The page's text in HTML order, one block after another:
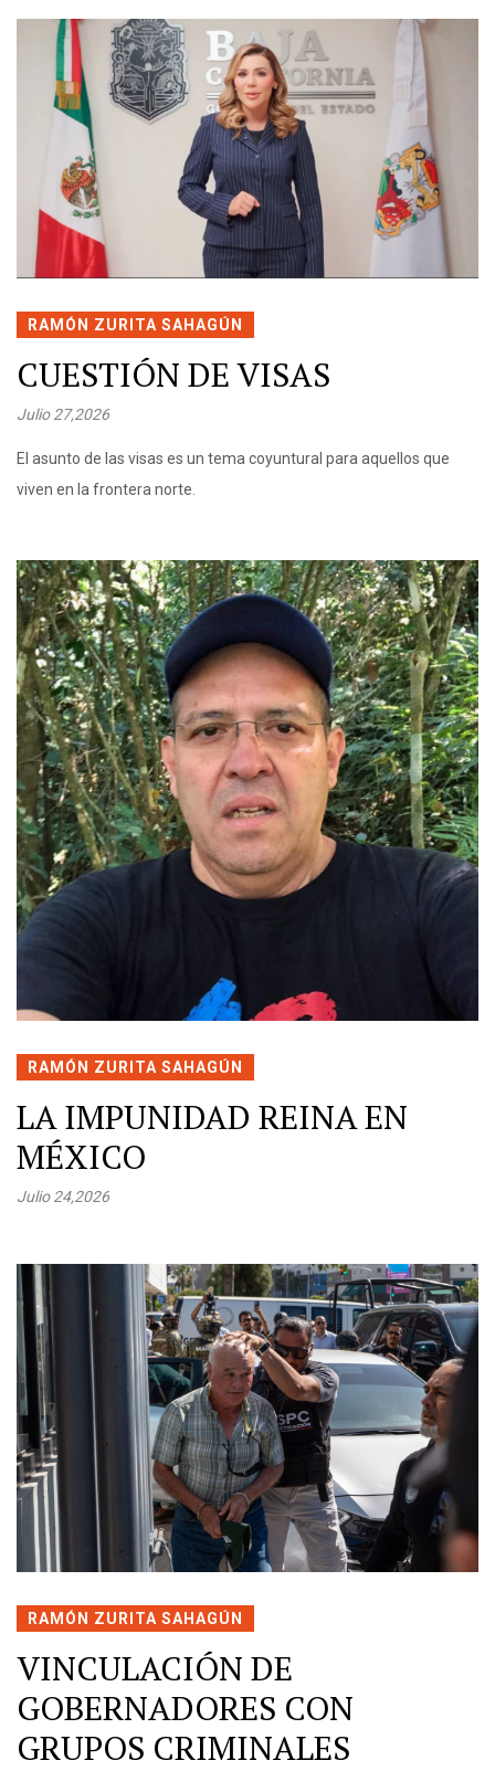
RAMÓN ZURITA SAHAGÚN
CUESTIÓN DE VISAS
Julio 27,2026
El asunto de las visas es un tema coyuntural para aquellos que
viven en la frontera norte.
RAMÓN ZURITA SAHAGÚN
LA IMPUNIDAD REINA EN
MÉXICO
Julio 24,2026
RAMÓN ZURITA SAHAGÚN
VINCULACIÓN DE
GOBERNADORES CON
GRUPOS CRIMINALES